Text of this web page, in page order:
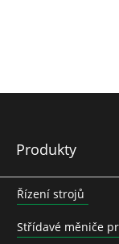
Produkty
Řízení strojů
Střídavé měniče